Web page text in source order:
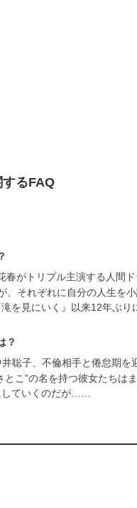
するFAQ
がトリプル主演する人間
、それぞれに自分の人生を
を見にいく』以来12年ぶり
？
聡子、不倫相手と倦怠期
とこ”の名を持つ彼女たちは
していくのだが……